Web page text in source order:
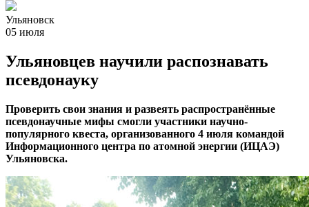
Ульяновск
05 июля
Ульяновцев научили распознавать
псевдонауку
Проверить свои знания и развеять распространённые
псевдонаучные мифы смогли участники научно-
популярного квеста, организованного 4 июля командой
Информационного центра по атомной энергии (ИЦАЭ)
Ульяновска.